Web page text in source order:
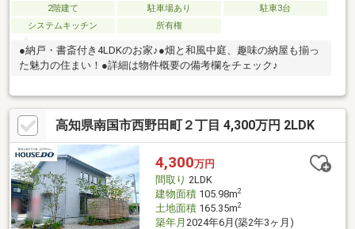
2階建て 駐車場あり
駐車3台
システムキッチン
所有権
●納戸・書斎付き4LDKのお家♪●畑と和風中庭、趣味の納屋も揃っ
た魅力の住まい！●詳細は物件概要の備考欄をチェック♪
高知県南国市西野田町２丁目 4,300万円 2LDK
4,300万円
間取り 2LDK
建物面積105.98m2
土地面積165.35m2
築年月 2024年6月(築2年3ヶ月)